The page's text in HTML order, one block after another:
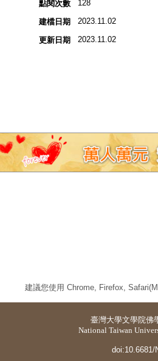
點閱次數
128
建檔日期 2023.11.02
更新日期 2023.11.02
建議您使用 Chrome, Firefox,
臺灣大學文學院佛
National Taiwan
doi:10.6681/